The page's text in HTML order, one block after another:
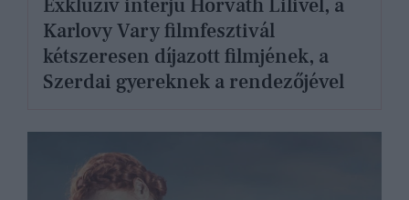
Exkluzív interjú Horváth Lilivel, a
Karlovy Vary filmfesztivál
kétszeresen díjazott filmjének, a
Szerdai gyereknek a rendezőjével